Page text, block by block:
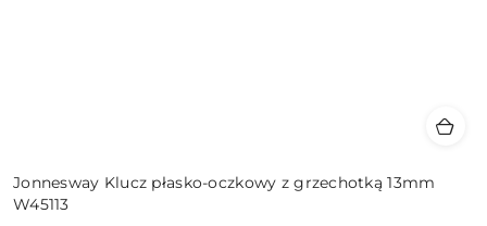
Jonnesway Klucz płasko-oczkowy z grzechotką 13mm
W45113